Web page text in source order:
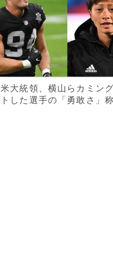
米大統領、横山らカミン
トした選手の「勇敢さ」